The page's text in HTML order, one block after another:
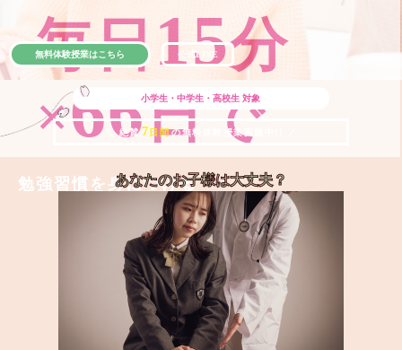
毎日15分
×66日で
勉強習慣を身につける
小学生・中学生・高校生 対象
＼ 絶賛 7 日間の無料体験授業実施中!! ／
無料体験授業はこちら 公式LINE
あなたのお子様は大丈夫？